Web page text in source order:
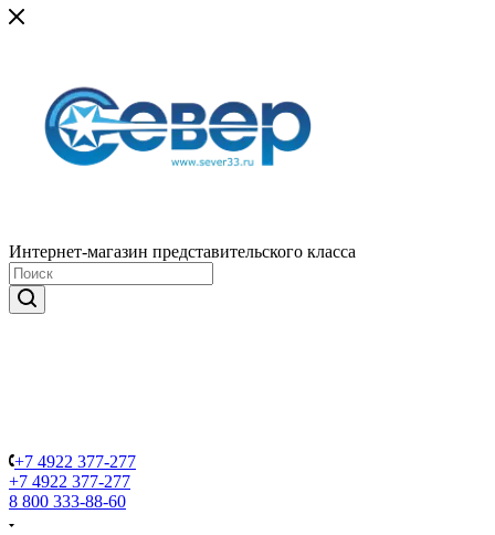
Интернет-магазин представительского класса
+7 4922 377-277
+7 4922 377-277
8 800 333-88-60